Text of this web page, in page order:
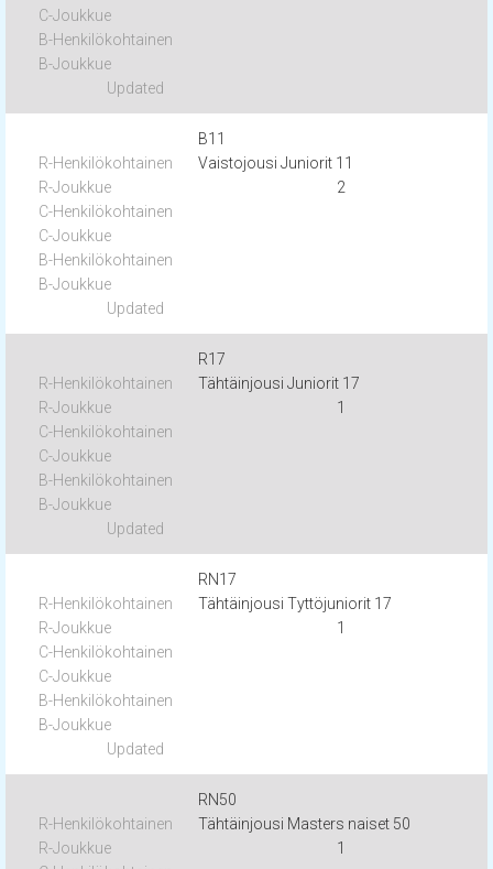
B11
Vaistojousi Juniorit 11
2
R17
Tähtäinjousi Juniorit 17
1
RN17
Tähtäinjousi Tyttöjuniorit 17
1
RN50
Tähtäinjousi Masters naiset 50
1